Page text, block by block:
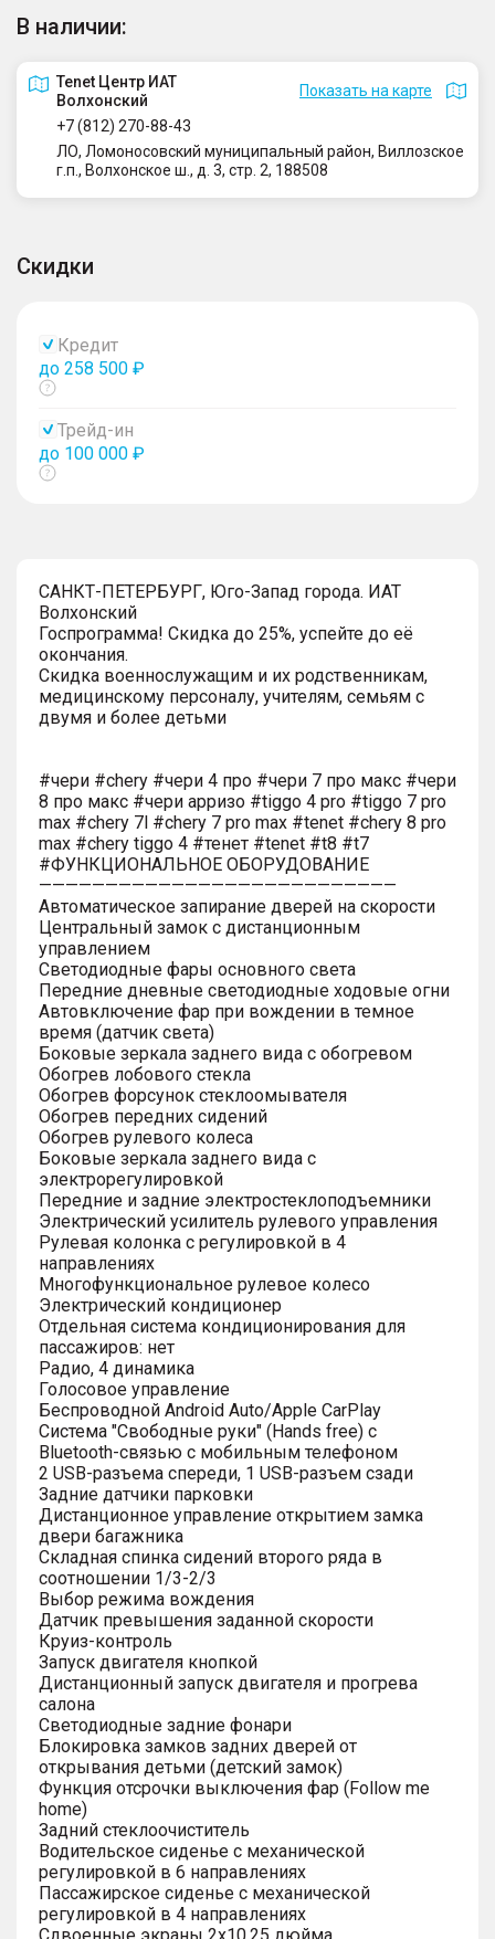
В наличии:
Tenet Центр ИАТ
Волхонский
Показать на карте
+7 (812) 270-88-43
ЛО, Ломоносовский муниципальный район, Виллозское
г.п., Волхонское ш., д. 3, стр. 2, 188508
Скидки
Кредит
до 258 500 ₽
Показать
Трейд-ин
до 100 000 ₽
Показать
САНКТ-ПЕТЕРБУРГ, Юго-Запад города. ИАТ
Волхонский
Госпрограмма! Скидка до 25%, успейте до её
окончания.
Скидка военнослужащим и их родственникам,
медицинскому персоналу, учителям, семьям с
двумя и более детьми
#чери #chery #чери 4 про #чери 7 про макс #чери
8 про макс #чери арризо #tiggo 4 pro #tiggo 7 pro
max #chery 7l #chery 7 pro max #tenet #chery 8 pro
max #chery tiggo 4 #тенет #tenet #t8 #t7
#ФУНКЦИОНАЛЬНОЕ ОБОРУДОВАНИЕ
———————————————————————————
Автоматическое запирание дверей на скорости
Центральный замок с дистанционным
управлением
Светодиодные фары основного света
Передние дневные светодиодные ходовые огни
Автовключение фар при вождении в темное
время (датчик света)
Боковые зеркала заднего вида с обогревом
Обогрев лобового стекла
Обогрев форсунок стеклоомывателя
Обогрев передних сидений
Обогрев рулевого колеса
Боковые зеркала заднего вида с
электрорегулировкой
Передние и задние электростеклоподъемники
Электрический усилитель рулевого управления
Рулевая колонка с регулировкой в 4
направлениях
Многофункциональное рулевое колесо
Электрический кондиционер
Отдельная система кондиционирования для
пассажиров: нет
Радио, 4 динамика
Голосовое управление
Беспроводной Android Auto/Apple CarPlay
Система "Свободные руки" (Hands free) с
Bluetooth-связью с мобильным телефоном
2 USB-разъема спереди, 1 USB-разъем сзади
Задние датчики парковки
Дистанционное управление открытием замка
двери багажника
Складная спинка сидений второго ряда в
соотношении 1/3-2/3
Выбор режима вождения
Датчик превышения заданной скорости
Круиз-контроль
Запуск двигателя кнопкой
Дистанционный запуск двигателя и прогрева
салона
Светодиодные задние фонари
Блокировка замков задних дверей от
открывания детьми (детский замок)
Функция отсрочки выключения фар (Follow me
home)
Задний стеклоочиститель
Водительское сиденье с механической
регулировкой в 6 направлениях
Пассажирское сиденье с механической
регулировкой в 4 направлениях
Сдвоенные экраны 2х10.25 дюйма